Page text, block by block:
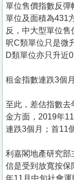
單位售價指數反彈
單位及面積為431
反，中大型單位
呎C類單位只是微
D類單位亦只升近
租金指數連跌3個月
至此，差估指數去
金方面，2019年
連跌3個月；首11
利嘉閣地產研究部
信是受到放寬按保
年11月中旬社會